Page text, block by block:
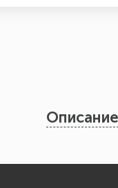
Описание